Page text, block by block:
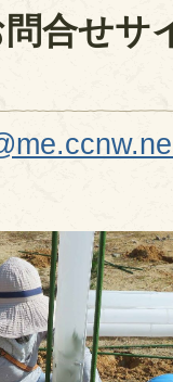
問合せサ